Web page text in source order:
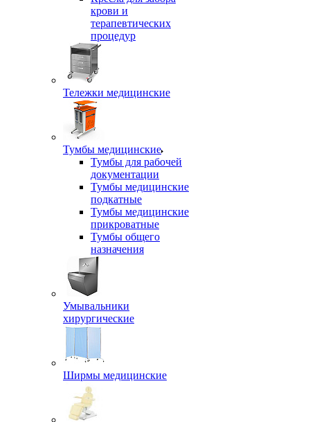
крови и
терапевтических
процедур
Тележки медицинские
Тумбы медицинские
Тумбы для рабочей
документации
Тумбы медицинские
подкатные
Тумбы медицинские
прикроватные
Тумбы общего
назначения
Умывальники
хирургические
Ширмы медицинские